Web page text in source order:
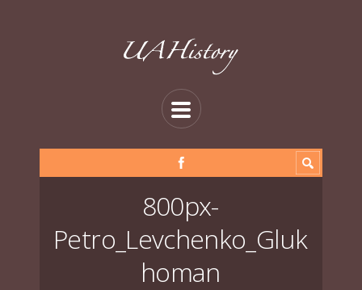
800px-
Petro_Levchenko_Gluk
homan